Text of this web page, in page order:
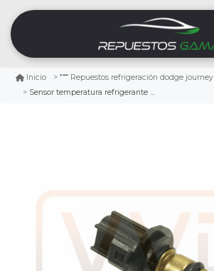
Inicio
Repuestos refrigeración dodge journey
Sensor temperatura refrigerante dodge journey 2.4 2009/2020